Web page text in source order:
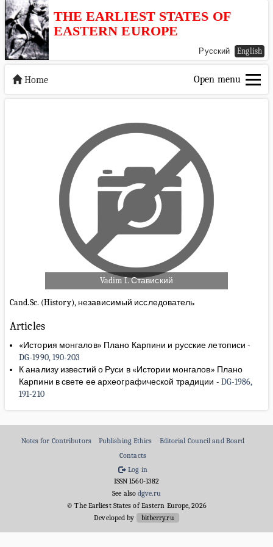
THE EARLIEST STATES OF
EASTERN EUROPE
Русский English
Home Open menu
Vadim I. Ставиский
Cand.Sc. (History), независимый исследователь
Articles
«История монгалов» Плано Карпини и русские летописи-
DG-1990, 190-203
К анализу известий о Руси в «Истории монгалов» Плано
Карпини в свете ее археографической традиции - DG-1986,
191-210
Notes for Contributors Publishing Ethics
Editorial Council and Board
Contacts
Log in
ISSN 1560-1382
See alsodgve.ru
© The Earliest States of Eastern Europe, 2026
Developed by
bitberry.ru